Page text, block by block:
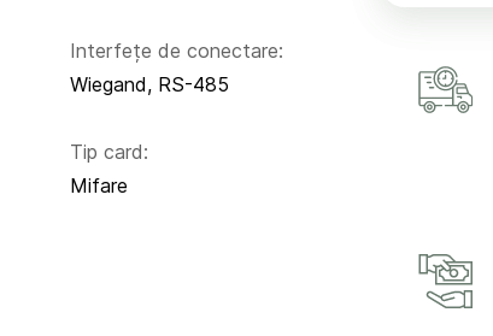
Interfețe de conectare:
Wiegand, RS-485
Tip card:
Mifare